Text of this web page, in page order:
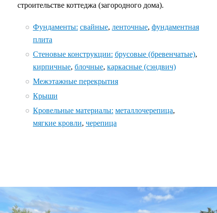
строительстве коттеджа (загородного дома).
Фундаменты: свайные, ленточные, фундаментная
плита
Стеновые конструкции: брусовые (бревенчатые),
кирпичные, блочные, каркасные (сэндвич)
Межэтажные перекрытия
Крыши
Кровельные материалы: металлочерепица,
мягкие кровли, черепица